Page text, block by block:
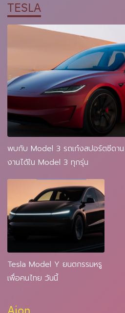
TESLA
พบกับ Model 3 รถเก๋งสปอร์ตซีดาน
งานได้ใน Model 3 ทุกรุ่น
Tesla Model Y ยนตกรรมหรู
เพื่อคนไทย วันนี้